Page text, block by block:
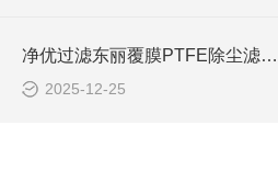
净优过滤东丽覆膜PTFE除尘滤筒 规格齐全
2025-12-25